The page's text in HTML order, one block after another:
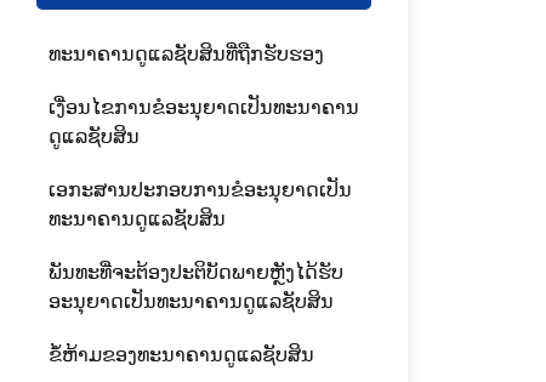
ທະນາຄານດູແລຊັບສິນທີ່ຖືກຮັບຮອງ
ເງື່ອນໄຂການຂໍອະນຸຍາດເປັນທະນາຄານ
ດູແລຊັບສິນ
ເອກະສານປະກອບການຂໍອະນຸຍາດເປັນ
ທະນາຄານດູແລຊັບສິນ
ພັນທະທີ່ຈະຕ້ອງປະຕິບັດພາຍຫຼັງໄດ້ຮັບ
ອະນຸຍາດເປັນທະນາຄານດູແລຊັບສິນ
ຂໍ້ຫ້າມຂອງທະນາຄານດູແລຊັບສິນ